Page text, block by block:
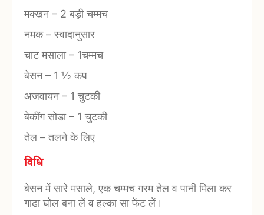
मक्खन– 2 बड़ी चम्मच
नमक–स्वादानुसार
चाट मसाला– 1चम्मच
बेसन– 1 ½ कप
अजवायन– 1 चुटकी
बेकींग सोडा– 1 चुटकी
तेल –तलने के लिए
विधि
बेसन में सारे मसाले, एक चम्मच गरम तेल व पानी मिला कर
गाढा घोल बना लें व हल्का सा फेंट लें।